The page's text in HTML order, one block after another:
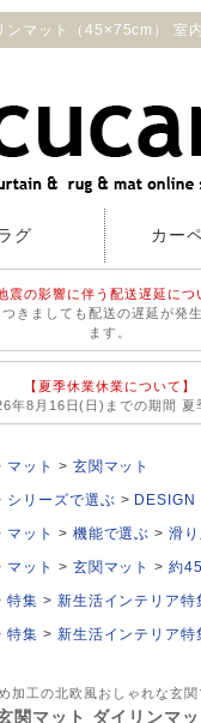
ンマット（45×75cm） 室
グ カー
震の影響に伴う配送遅延につ
ましても配送の遅延が
ます。
【夏季休業休業について】
年8月16日(日)までの期間 夏
マット
玄関マット
シリーズで選ぶ DESIGN
マット 機能で選ぶ
滑
マット 玄関マット
約
特集
新生活インテリア特
特集 新生活インテリア特
加工の北欧風おしゃれな玄
関マット ダイリンマ